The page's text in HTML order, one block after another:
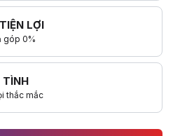
LỢI
góp 0%
TÌNH
thắc mắc